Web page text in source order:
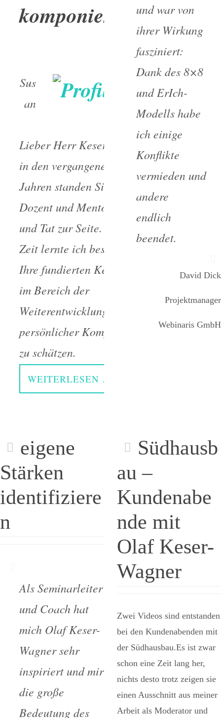
komponieren.*“
Sus
an
Lieber Herr Keser-Wagner,
in den vergangenen zwei
Jahren standen Sie mir als
Dozent und Mentor mit Rat
und Tat zur Seite. In dieser
Zeit lernte ich besonders
Ihre fundierten Kenntnisse
im Bereich der
Weiterentwicklung
persönlicher Kompetenzen
zu schätzen.
WEITERLESEN …
und war von
ihrer Wirkung
fasziniert:
Dank des 8×8
und ErIch-
Modells habe
ich einige
Konflikte
vermieden und
andere
endlich
beendet.
David Dick
Projektmanager
Webinaris GmbH
eigene
Stärken
identifiziere
n
Als Seminarleiter
und Coach hat
mich Olaf Keser-
Wagner sehr
inspiriert und mir
die große
Bedeutung des
Südhausb
au –
Kundenabe
nde mit
Olaf Keser-
Wagner
Zwei Videos sind entstanden
bei den Kundenabenden mit
der Südhausbau.Es ist zwar
schon eine Zeit lang her,
nichts desto trotz zeigen sie
einen Ausschnitt aus meiner
Arbeit als Moderator und